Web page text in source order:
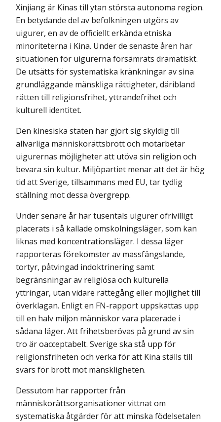
Xinjiang är Kinas till ytan största autonoma region.
En betydande del av befolkningen utgörs av
uigurer, en av de officiellt erkända etniska
minoriteterna i Kina. Under de senaste åren har
situationen för uigurerna försämrats dramatiskt.
De utsätts för syste­matiska kränkningar av sina
grundläggande mänskliga rättigheter, däribland
rätten till religionsfrihet, yttrandefrihet och
kulturell identitet.
Den kinesiska staten har gjort sig skyldig till
allvarliga människorättsbrott och mot­arbetar
uigurernas möjligheter att utöva sin religion och
bevara sin kultur. Miljöpartiet menar att det är hög
tid att Sverige, tillsammans med EU, tar tydlig
ställning mot dessa övergrepp.
Under senare år har tusentals uigurer ofrivilligt
placerats i så kallade omskolnings­läger, som kan
liknas med koncentrationsläger. I dessa läger
rapporteras förekomster av massfängslande,
tortyr, påtvingad indoktrinering samt
begränsningar av religiösa och kulturella
yttringar, utan vidare rättegång eller möjlighet till
överklagan. Enligt en FN-rapport uppskattas upp
till en halv miljon människor vara placerade i
sådana läger. Att frihetsberövas på grund av sin
tro är oacceptabelt. Sverige ska stå upp för
religionsfriheten och verka för att Kina ställs till
svars för brott mot mänskligheten.
Dessutom har rapporter från
människorättsorganisationer vittnat om
systematiska åtgärder för att minska födelsetalen